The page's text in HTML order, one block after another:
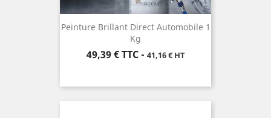
Peinture Brillant Direct Automobile 1
Kg
Prix
49,39 € TTC- 41,16 € HT